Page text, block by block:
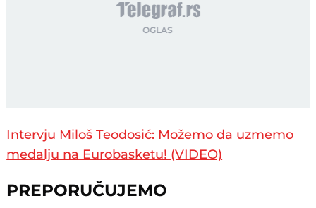
Intervju Miloš Teodosić: Možemo da uzmemo
medalju na Eurobasketu! (VIDEO)
PREPORUČUJEMO